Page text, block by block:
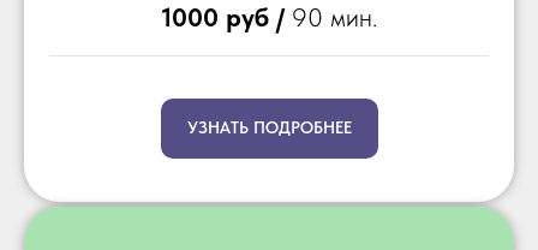
1000 руб / 90 мин.
УЗНАТЬ ПОДРОБНЕЕ